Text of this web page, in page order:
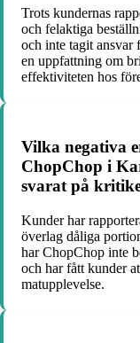
Trots kundernas
och felaktiga
och inte tagit ansvar
en uppfattning om
effektiviteten hos
Vilka negativa
ChopChop i
svarat på
Kunder har
överlag dåliga
har ChopChop inte
och har fått kunder
matupplevelse.